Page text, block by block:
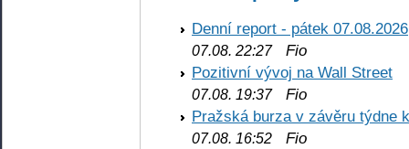
Denní report - pátek 07.08.2026
07.08. 22:27Fio
Pozitivní vývoj na Wall Street
07.08. 19:37Fio
Pražská burza v závěru týdne
07.08. 16:52 Fio